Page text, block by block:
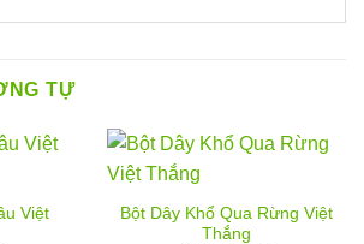
TỰ
Việt
Bột Dây Khổ Qua Rừng Việt
Thắng